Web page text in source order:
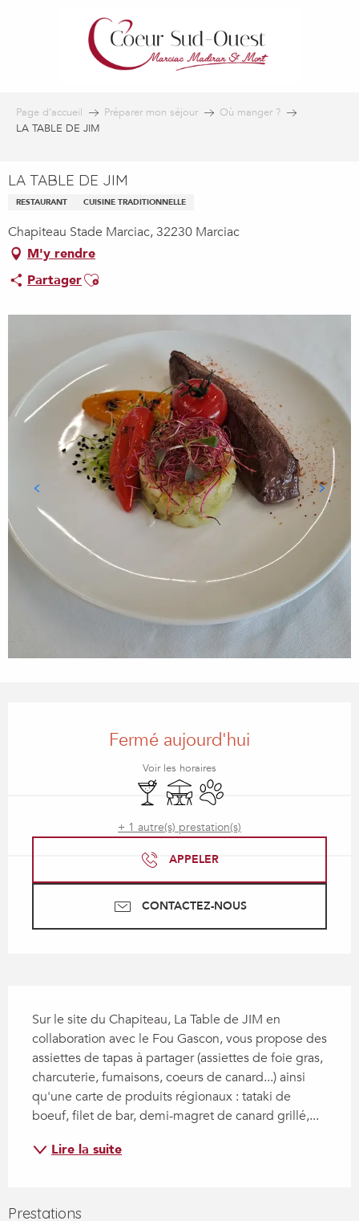
Page d’accueil Préparer mon séjour
Où manger ?
LA TABLE DE JIM
LA TABLE DE JIM
RESTAURANT CUISINE TRADITIONNELLE
Chapiteau Stade Marciac, 32230 Marciac
M'y rendre
PartagerAjouter aux favoris
Fermé aujourd'hui
Voir les horaires
Bar / Buvette
TerrasseAnimaux acceptés
+ 1 autre(s) prestation(s)
APPELER
CONTACTEZ-NOUS
Sur le site du Chapiteau, La Table de JIM en
collaboration avec le Fou Gascon, vous propose des
assiettes de tapas à partager (assiettes de foie gras,
charcuterie, fumaisons, coeurs de canard...) ainsi
qu'une carte de produits régionaux : tataki de
boeuf, filet de bar, demi-magret de canard grillé,...
Lire la suite
Prestations